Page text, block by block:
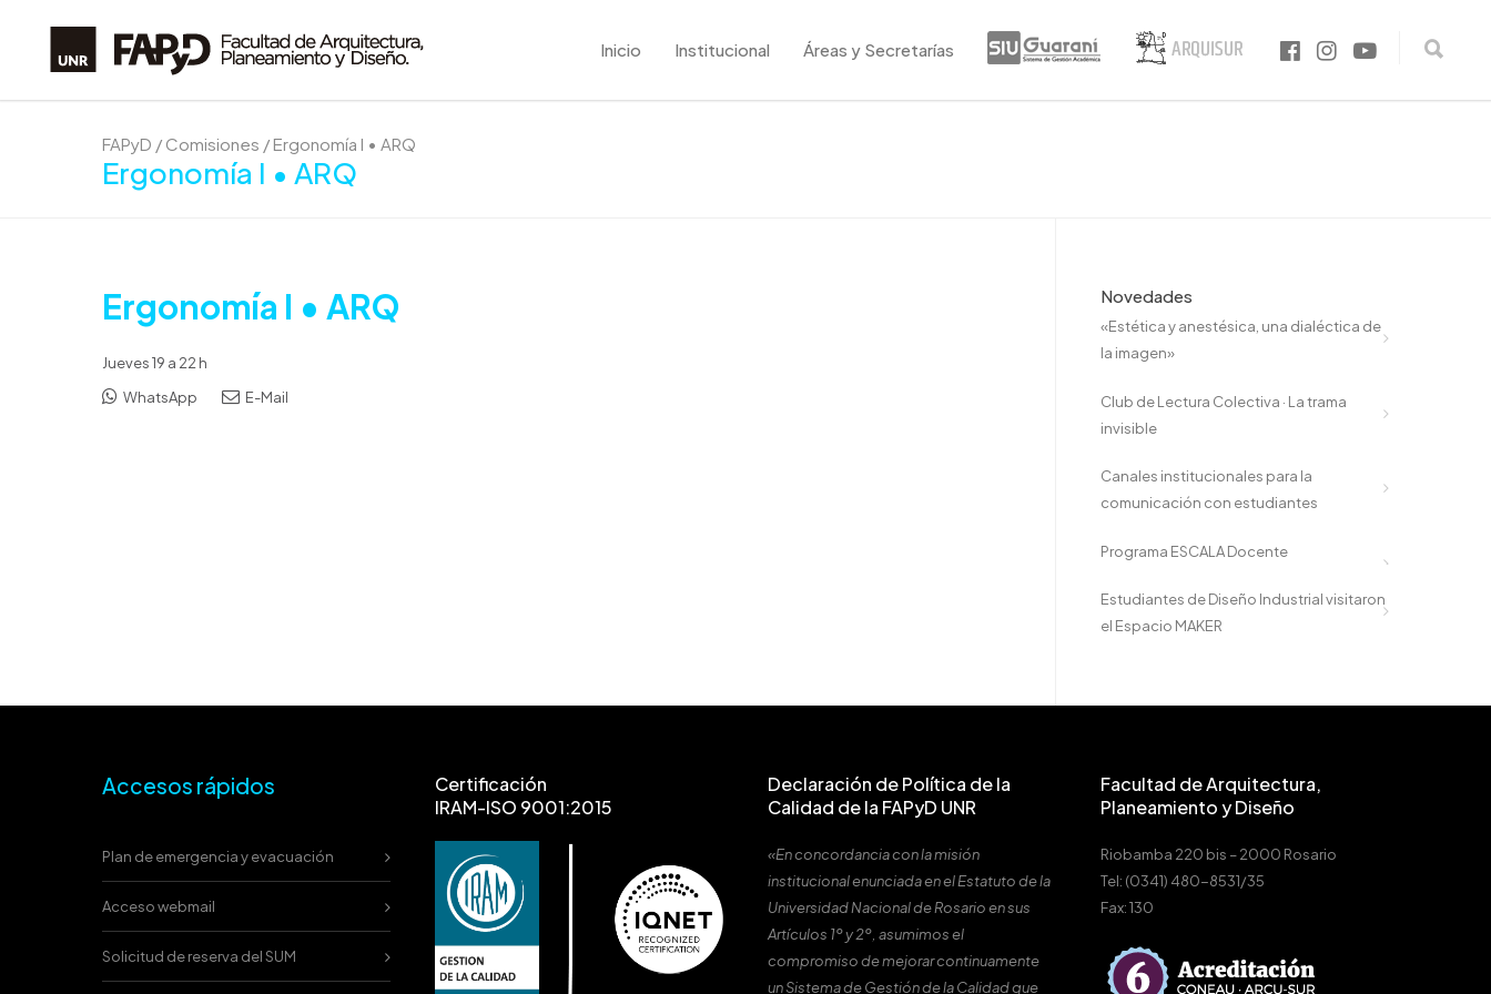
Inicio Institucional Áreas y Secretarías
FAPyD / Comisiones / Ergonomía I • ARQ
Ergonomía I • ARQ
Ergonomía I • ARQ
Jueves 19 a 22 h
WhatsApp
E-Mail
Novedades
«Estética y anestésica, una dialéctica de
la imagen»
Club de Lectura Colectiva · La trama
invisible
Canales institucionales para la
comunicación con estudiantes
Programa ESCALA Docente
Estudiantes de Diseño Industrial visitaron
el Espacio MAKER
Accesos rápidos
Plan de emergencia y evacuación
Acceso webmail
Solicitud de reserva del SUM
Certificación
IRAM-ISO 9001:2015
Declaración de Política de la
Calidad de la FAPyD UNR
«En concordancia con la misión
institucional enunciada en el Estatuto de la
Universidad Nacional de Rosario en sus
Artículos 1º y 2º, asumimos el
compromiso de mejorar continuamente
un Sistema de Gestión de la Calidad que
Facultad de Arquitectura,
Planeamiento y Diseño
Riobamba 220 bis – 2000 Rosario
Tel: (0341) 480-8531/35
Fax: 130